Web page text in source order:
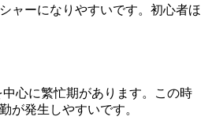
ャーになりやすいです。初心者ほ
心に繁忙期があります。この時
が発生しやすいです。